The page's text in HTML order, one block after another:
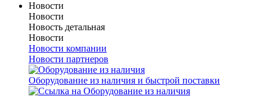
Новости
Новости
Новость детальная
Новости
Новости компании
Новости партнеров
Оборудование из наличия и быстрой поставки